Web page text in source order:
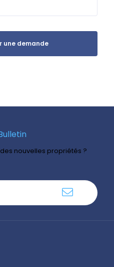
une demande
nouvelles propriétés ?